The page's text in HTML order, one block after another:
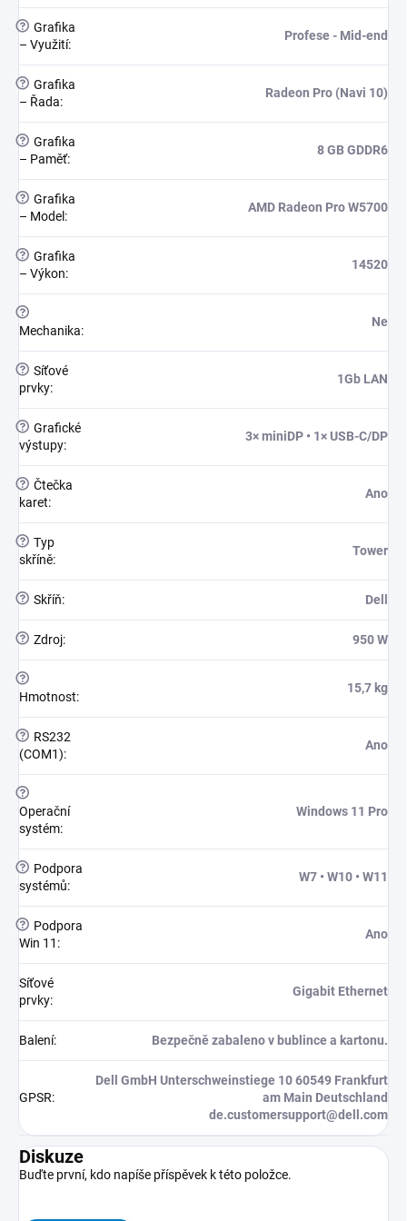
? Grafika
– Využití:
Profese - Mid-end
? Grafika
– Řada:
Radeon Pro (Navi 10)
? Grafika
– Paměť:
8 GB GDDR6
? Grafika
– Model :
AMD Radeon Pro W5700
? Grafika
– Výkon:
14520
?
Mechanika:
Ne
? Síťové
prvky:
1Gb LAN
? Grafické
výstupy:
3× miniDP • 1× USB-C/DP
? Čtečka
karet:
Ano
? Typ
skříně:
Tower
? Skříň: Dell
? Zdroj: 950 W
?
Hmotnost:
15,7 kg
?
RS232
(COM1):
Ano
?
Operační
systém:
Windows 11 Pro
?
Podpora
systémů:
W7 • W10 • W11
?
Podpora
Win 11 :
Ano
Síťové
prvky:
Gigabit Ethernet
Balení: Bezpečně zabaleno v bublince a kartonu.
GPSR:
Dell GmbH Unterschweinstiege 10 60549 Frankfurt
am Main Deutschland
de.customersupport@dell.com
Diskuze
Buďte první, kdo napíše příspěvek k této položce.